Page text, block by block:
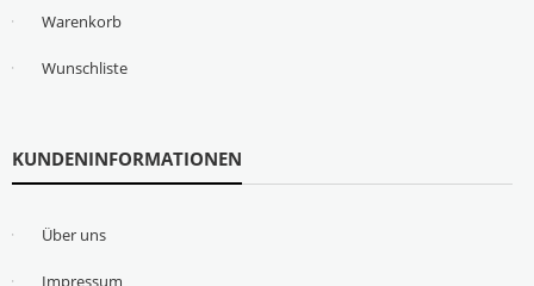
Warenkorb
Wunschliste
KUNDENINFORMATIONEN
Über uns
Impressum